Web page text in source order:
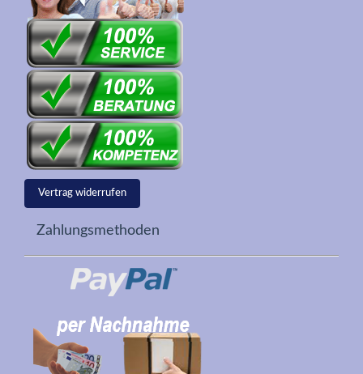
Vertrag widerrufen
Zahlungsmethoden